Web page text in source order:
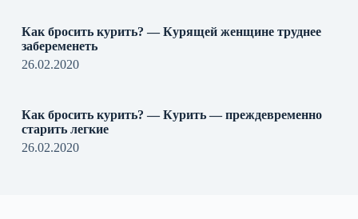
Как бросить курить? — Курящей женщине труднее
забеременеть
26.02.2020
Как бросить курить? — Курить — преждевременно
старить легкие
26.02.2020